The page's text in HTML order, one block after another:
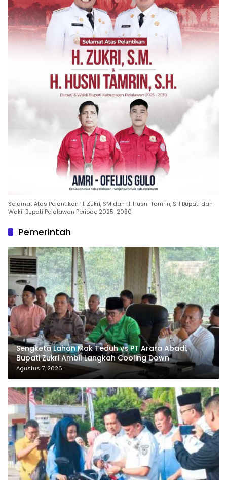
Selamat Atas Pelantikan H. Zukri, SM dan H. Husni Tamrin, SH Bupati dan
Wakil Bupati Pelalawan Periode 2025-2030
Pemerintah
Sengketa Lahan Mak Teduh vs PT Arara Abadi,
Bupati Zukri Ambil Langkah Cooling Down
Agustus 7, 2026